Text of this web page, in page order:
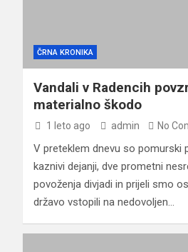
ČRNA KRONIKA
Vandali v Radencih
materialno škodo
1 leto ago admin No
V preteklem dnevu so pomurski
kaznivi dejanji, dve prometni
povoženja divjadi in prijeli smo
državo vstopili na nedovoljen…